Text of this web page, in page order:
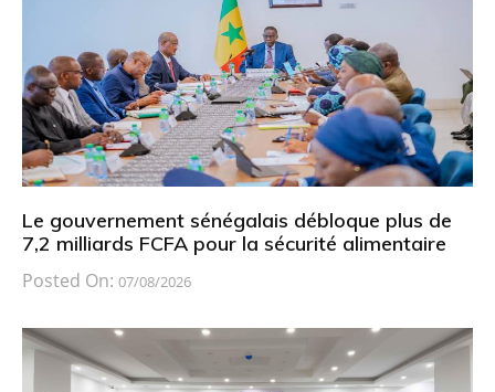
Le gouvernement sénégalais débloque plus de
7,2 milliards FCFA pour la sécurité alimentaire
Posted On: 07/08/2026